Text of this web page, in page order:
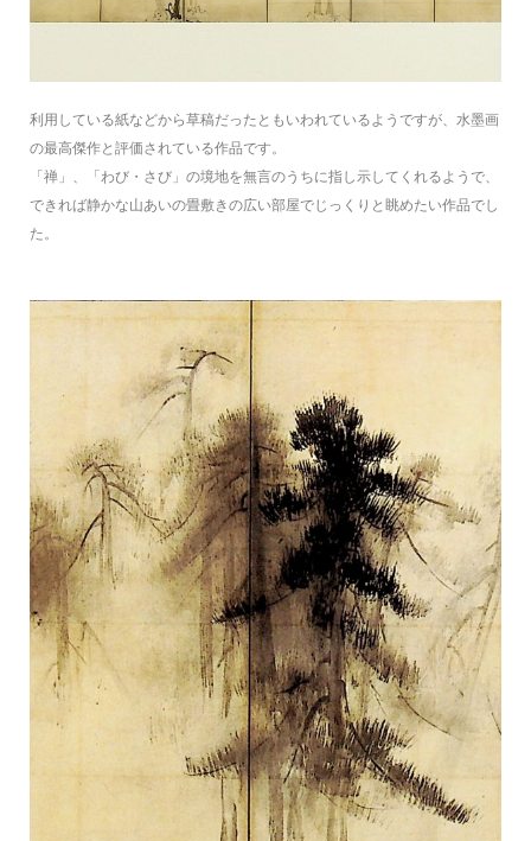
利用している紙などから草稿だったともいわれているようですが、水墨画
の最高傑作と評価されている作品です。
「禅」、「わび・さび」の境地を無言のうちに指し示してくれるようで、
できれば静かな山あいの畳敷きの広い部屋でじっくりと眺めたい作品でし
た。